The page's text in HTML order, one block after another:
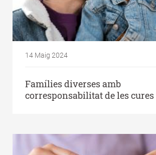
14 Maig 2024
Famílies diverses amb
corresponsabilitat de les cures